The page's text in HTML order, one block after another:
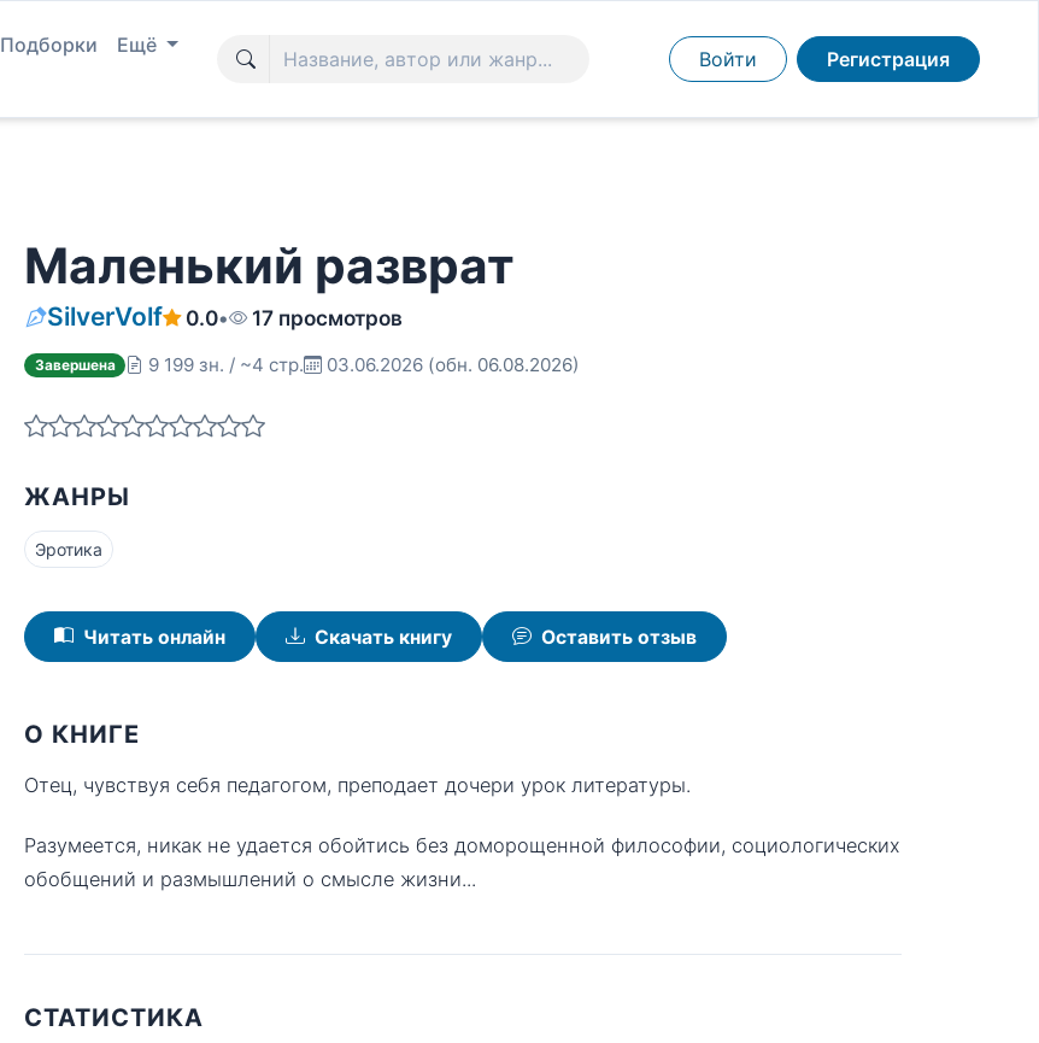
Подборки Ещё
Войти Регистрация
Маленький разврат
SilverVolf 0.0• 17 просмотров
Завершена 9 199 зн. / ~4 стр. 03.06.2026 (обн. 06.08.2026)
ЖАНРЫ
Эротика
Читать онлайн Скачать книгу Оставить отзыв
О КНИГЕ
Отец, чувствуя себя педагогом, преподает дочери урок литературы.
Разумеется, никак не удается обойтись без доморощенной философии, социологических
обобщений и размышлений о смысле жизни...
СТАТИСТИКА